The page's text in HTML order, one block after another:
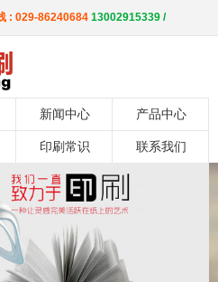
: 029-86240684 13002915339 /
新闻中心 产品中心
印刷常识 联系我们